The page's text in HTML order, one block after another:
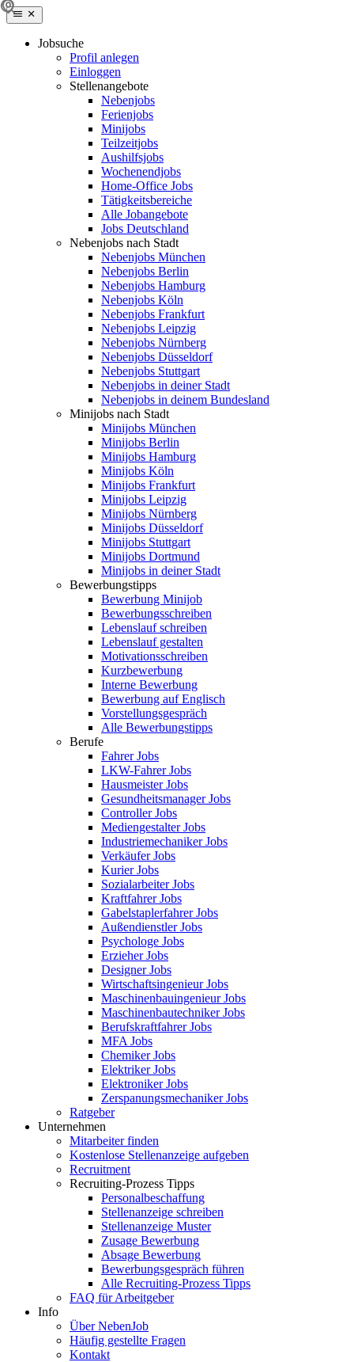
Jobsuche
Profil anlegen
Einloggen
Stellenangebote
Nebenjobs
Ferienjobs
Minijobs
Teilzeitjobs
Aushilfsjobs
Wochenendjobs
Home-Office Jobs
Tätigkeitsbereiche
Alle Jobangebote
Jobs Deutschland
Nebenjobs nach Stadt
Nebenjobs München
Nebenjobs Berlin
Nebenjobs Hamburg
Nebenjobs Köln
Nebenjobs Frankfurt
Nebenjobs Leipzig
Nebenjobs Nürnberg
Nebenjobs Düsseldorf
Nebenjobs Stuttgart
Nebenjobs in deiner Stadt
Nebenjobs in deinem Bundesland
Minijobs nach Stadt
Minijobs München
Minijobs Berlin
Minijobs Hamburg
Minijobs Köln
Minijobs Frankfurt
Minijobs Leipzig
Minijobs Nürnberg
Minijobs Düsseldorf
Minijobs Stuttgart
Minijobs Dortmund
Minijobs in deiner Stadt
Bewerbungstipps
Bewerbung Minijob
Bewerbungsschreiben
Lebenslauf schreiben
Lebenslauf gestalten
Motivationsschreiben
Kurzbewerbung
Interne Bewerbung
Bewerbung auf Englisch
Vorstellungsgespräch
Alle Bewerbungstipps
Berufe
Fahrer Jobs
LKW-Fahrer Jobs
Hausmeister Jobs
Gesundheitsmanager Jobs
Controller Jobs
Mediengestalter Jobs
Industriemechaniker Jobs
Verkäufer Jobs
Kurier Jobs
Sozialarbeiter Jobs
Kraftfahrer Jobs
Gabelstaplerfahrer Jobs
Außendienstler Jobs
Psychologe Jobs
Erzieher Jobs
Designer Jobs
Wirtschaftsingenieur Jobs
Maschinenbauingenieur Jobs
Maschinenbautechniker Jobs
Berufskraftfahrer Jobs
MFA Jobs
Chemiker Jobs
Elektriker Jobs
Elektroniker Jobs
Zerspanungsmechaniker Jobs
Ratgeber
Unternehmen
Mitarbeiter finden
Kostenlose Stellenanzeige aufgeben
Recruitment
Recruiting-Prozess Tipps
Personalbeschaffung
Stellenanzeige schreiben
Stellenanzeige Muster
Zusage Bewerbung
Absage Bewerbung
Bewerbungsgespräch führen
Alle Recruiting-Prozess Tipps
FAQ für Arbeitgeber
Info
Über NebenJob
Häufig gestellte Fragen
Kontakt